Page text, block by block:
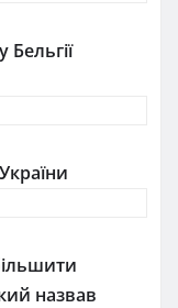
назвав